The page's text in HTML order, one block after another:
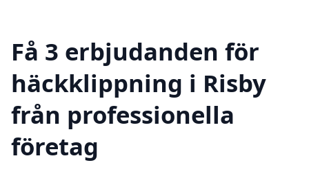
Få 3 erbjudanden för
häckklippning i Risby
från professionella
företag